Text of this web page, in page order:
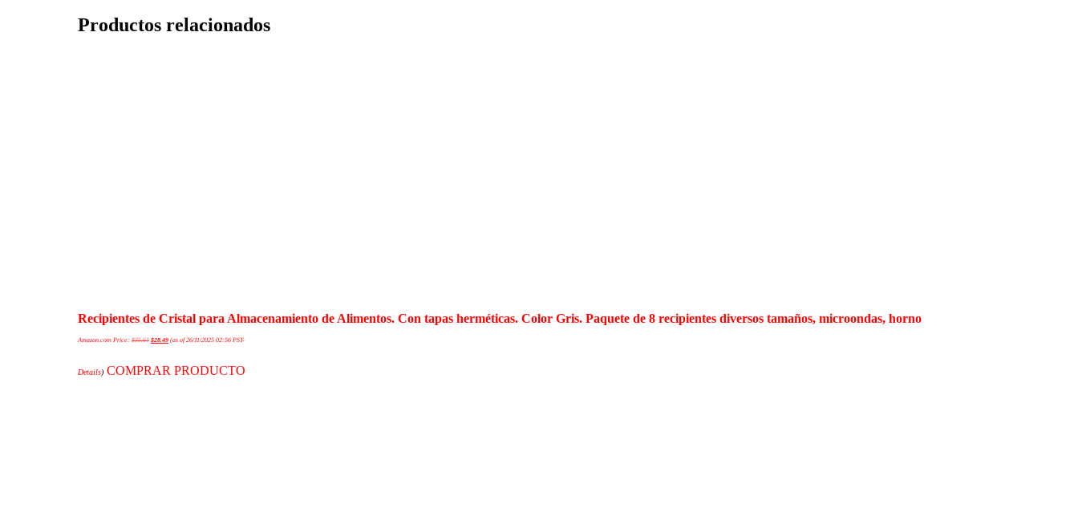
Productos relacionados
Recipientes de Cristal para Almacenamiento de Alimentos. Con tapas herméticas. Color Gris. Paquete de 8 recipientes diversos tamaños, microondas, horno
Amazon.com Price: $35.61 $28.49 (as of 26/11/2025 02:56 PST-
Details) COMPRAR PRODUCTO